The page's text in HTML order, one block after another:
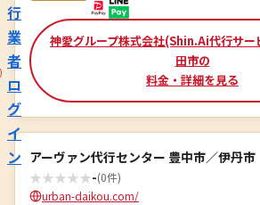
行
業
者
ロ
グ
イ
ン
神愛グループ株式会社(Shin.Ai代行サー
田市の
料金・詳細を見る
アーヴァン代行センター 豊中市／伊丹市
★★★★★-(0件)
urban-daikou.com/